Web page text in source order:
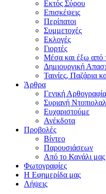
Εκτός Σύρου
Επισκέψεις
Περίπατοι
Συμμετοχές
Εκλογές
Γιορτές
Μέσα και έξω από
Δημιουργική
Ταινίες, Παζάρια
Άρθρα
Γενική Αρθογραφία
Συριανή
Ευχαριστούμε
Ανέκδοτα
Προβολές
Βίντεο
Παρουσιάσεων
Από το Κανάλι
Φωτογραφίες
Η Εφημερίδα μας
Λήψεις